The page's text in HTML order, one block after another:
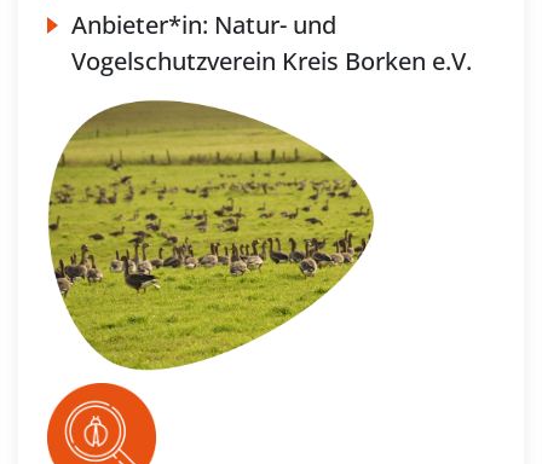
Anbieter*in: Natur- und
Vogelschutzverein Kreis Borken e.V.